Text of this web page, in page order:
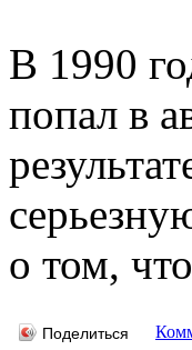
В 1990
попал в
о том,
Поделиться